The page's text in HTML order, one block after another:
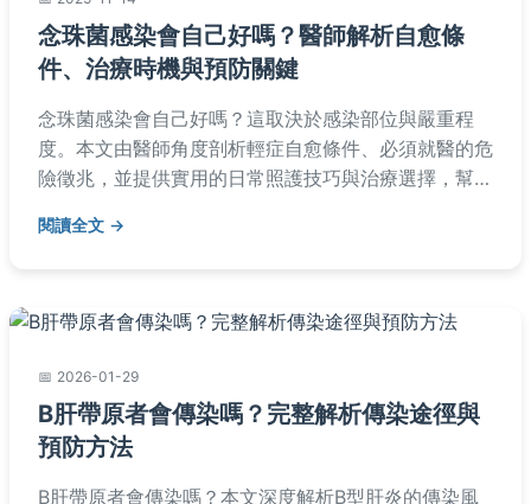
念珠菌感染會自己好嗎？醫師解析自愈條
件、治療時機與預防關鍵
念珠菌感染會自己好嗎？這取決於感染部位與嚴重程
度。本文由醫師角度剖析輕症自愈條件、必須就醫的危
險徵兆，並提供實用的日常照護技巧與治療選擇，幫助
閱讀全文
2026-01-29
B肝帶原者會傳染嗎？完整解析傳染途徑與
預防方法
B肝帶原者會傳染嗎？本文深度解析B型肝炎的傳染風